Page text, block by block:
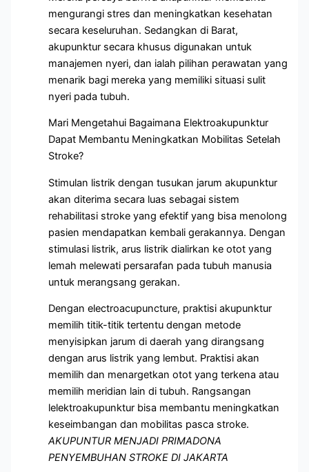
mengurangi stres dan meningkatkan kesehatan
secara keseluruhan. Sedangkan di Barat,
akupunktur secara khusus digunakan untuk
manajemen nyeri, dan ialah pilihan perawatan yang
menarik bagi mereka yang memiliki situasi sulit
nyeri pada tubuh.
Mari Mengetahui Bagaimana Elektroakupunktur
Dapat Membantu Meningkatkan Mobilitas Setelah
Stroke?
Stimulan listrik dengan tusukan jarum akupunktur
akan diterima secara luas sebagai sistem
rehabilitasi stroke yang efektif yang bisa menolong
pasien mendapatkan kembali gerakannya. Dengan
stimulasi listrik, arus listrik dialirkan ke otot yang
lemah melewati persarafan pada tubuh manusia
untuk merangsang gerakan.
Dengan electroacupuncture, praktisi akupunktur
memilih titik-titik tertentu dengan metode
menyisipkan jarum di daerah yang dirangsang
dengan arus listrik yang lembut. Praktisi akan
memilih dan menargetkan otot yang terkena atau
memilih meridian lain di tubuh. Rangsangan
lelektroakupunktur bisa membantu meningkatkan
keseimbangan dan mobilitas pasca stroke.
AKUPUNTUR MENJADI PRIMADONA
PENYEMBUHAN STROKE DI JAKARTA